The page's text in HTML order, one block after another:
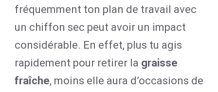
fréquemment ton plan de travail avec
un chiffon sec peut avoir un impact
considérable. En effet, plus tu agis
rapidement pour retirer la graisse
fraîche, moins elle aura d’occasions de